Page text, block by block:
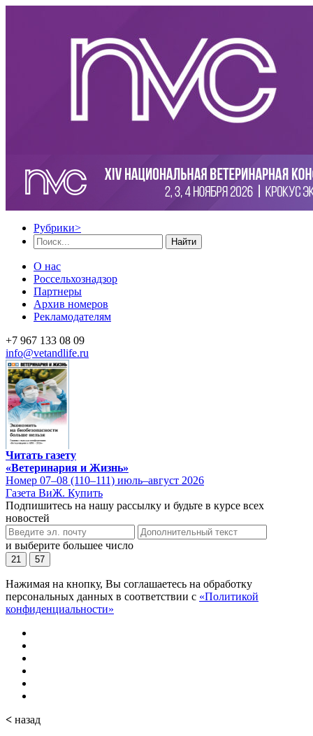
Рубрики>
Найти
О нас
Россельхознадзор
Партнеры
Архив номеров
Рекламодателям
+7 967 133 08 09
info@vetandlife.ru
Читать газету
«Ветеринария и Жизнь»
Номер 07–08 (110–111) июль–август 2026
Газета ВиЖ. Купить
Подпишитесь на нашу рассылку и будьте в курсе всех
новостей
и выберите большее число
21 57
Нажимая на кнопку, Вы соглашаетесь на обработку
персональных данных в соответствии с «Политикой
конфиденциальности»
< назад